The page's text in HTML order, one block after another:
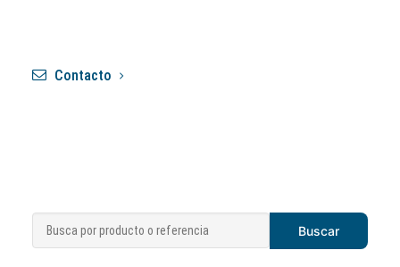
Contacto
laterales Vespa PKS
XL